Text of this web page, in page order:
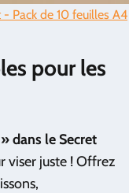
Pack de 10 feuilles A4
pour les
dans le Secret
viser juste ! Offrez